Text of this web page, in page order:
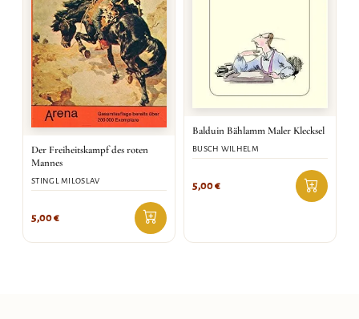
Der Freiheitskampf des roten
Mannes
STINGL MILOSLAV
5,00€
Balduin Bählamm Maler Klecksel
BUSCH WILHELM
5,00€